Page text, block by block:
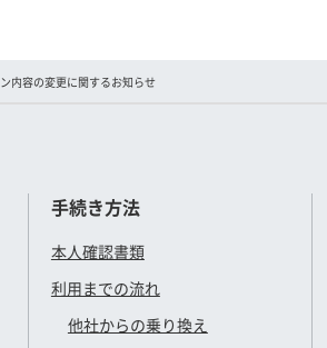
内容の変更に関するお知らせ
手続き方法
本人確認書類
利用までの流れ
他社からの乗り換え